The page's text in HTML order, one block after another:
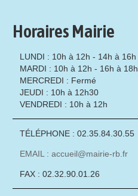
Horaires Mairie
LUNDI : 10h à 12h - 14h à 16h
MARDI : 10h à 12h - 16h à 18h
MERCREDI : Fermé
JEUDI : 10h à 12h30
VENDREDI : 10h à 12h
TÉLÉPHONE : 02.35.84.30.55
EMAIL : accueil@mairie-rb.fr
FAX : 02.32.90.01.26